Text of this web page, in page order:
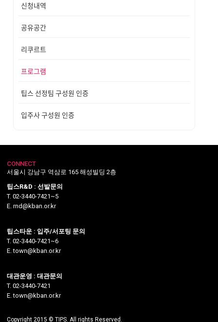
신청내역
공유공간
리쿠르트
프로그램
팁스 선정팀 구성원 인증
입주사 구성원 인증
CONNECT
서울시 강남구 역삼로 165 해성빌딩 2층
팁스R&D : 선발문의
T. 02-3440-7421~5
E. rnd@kban.or.kr
팁스타운 : 입주/서포팅 문의
T. 02-3440-7421~6
E. town@kban.or.kr
대관운영 : 대관문의
T. 02-3440-7421
E. town@kban.or.kr
Copyright 2015 © TIPS. All rights Reserved.